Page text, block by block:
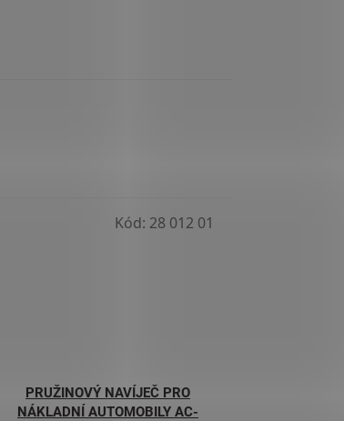
PRUŽINOVÝ NAVÍJEČ PRO
NÁKLADNÍ AUTOMOBILY AC-
Kód: 28 012 01